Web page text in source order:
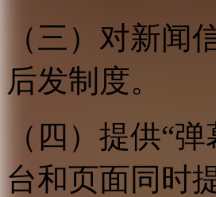
（三）对新闻
后发制度。
（四）提供“
台和页面同时